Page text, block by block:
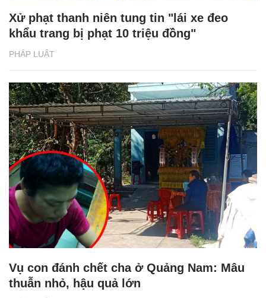
PHÁP LUẬT
Xử phạt thanh niên tung tin "lái xe đeo
khẩu trang bị phạt 10 triệu đồng"
Vụ con đánh chết cha ở Quảng Nam: Mâu
thuẫn nhỏ, hậu quả lớn